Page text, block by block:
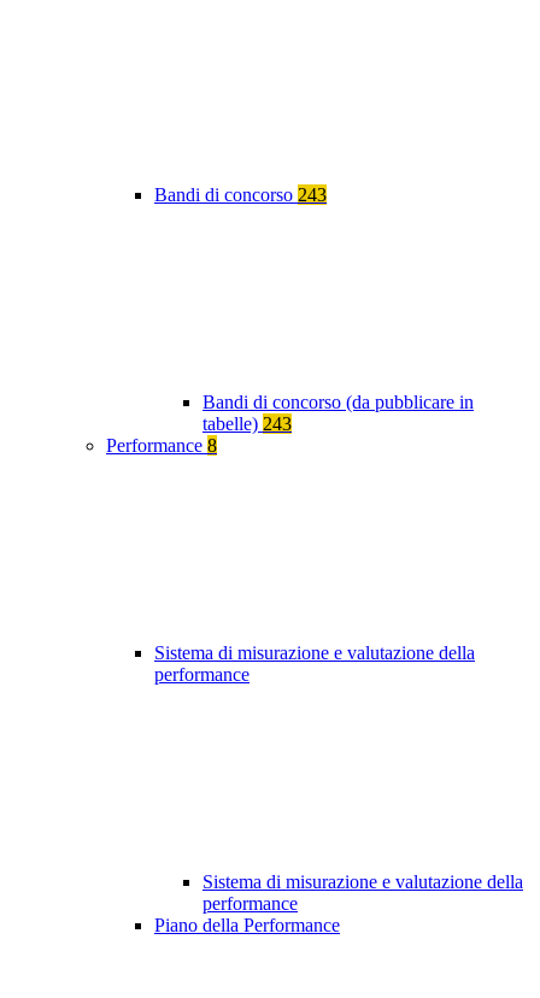
Bandi di concorso 243
Bandi di concorso (da pubblicare in
tabelle) 243
Performance 8
Sistema di misurazione e valutazione della
performance
Sistema di misurazione e valutazione della
performance
Piano della Performance